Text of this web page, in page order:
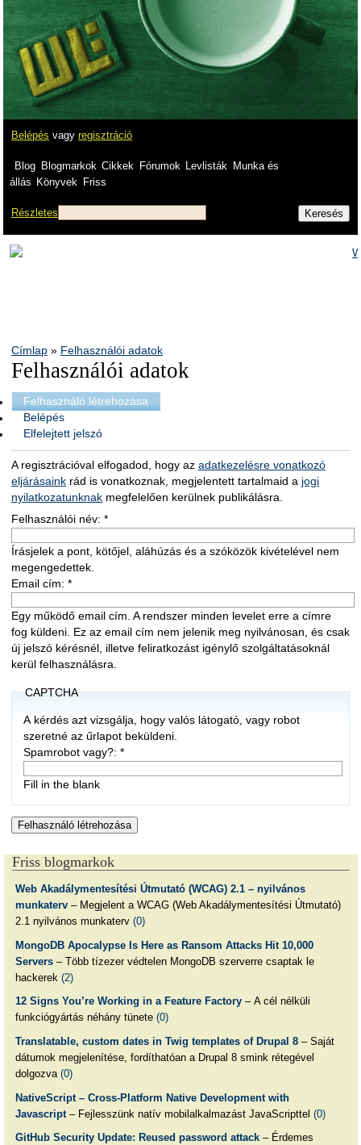
Belépés vagy regisztráció
Blog Blogmarkok Cikkek Fórumok Levlisták
Munka és
állás Könyvek Friss
Részletes
Címlap » Felhasználói adatok
Felhasználói adatok
Felhasználó létrehozása
Belépés
Elfelejtett jelszó
A regisztrációval elfogadod, hogy az adatkezelésre vonatkozó
eljárásaink rád is vonatkoznak, megjelentett tartalmaid a jogi
nyilatkozatunknak megfelelően kerülnek publikálásra.
Felhasználói név: *
Írásjelek a pont, kötőjel, aláhúzás és a szóközök kivételével nem
megengedettek.
Email cím: *
Egy működő email cím. A rendszer minden levelet erre a címre
fog küldeni. Ez az email cím nem jelenik meg nyilvánosan, és csak
új jelszó kérésnél, illetve feliratkozást igénylő szolgáltatásoknál
kerül felhasználásra.
CAPTCHA
A kérdés azt vizsgálja, hogy valós látogató, vagy robot
szeretné az űrlapot beküldeni.
Spamrobot vagy?:*
Fill in the blank
Friss blogmarkok
Web Akadálymentesítési Útmutató (WCAG) 2.1 – nyilvános
munkaterv– Megjelent a WCAG (Web Akadálymentesítési Útmutató)
2.1 nyilvános munkaterv (0)
MongoDB Apocalypse Is Here as Ransom Attacks Hit 10,000
Servers– Több tízezer védtelen MongoDB szerverre csaptak le
hackerek (2)
12 Signs You’re Working in a Feature Factory– A cél nélküli
funkciógyártás néhány tünete (0)
Translatable, custom dates in Twig templates of Drupal 8– Saját
dátumok megjelenítése, fordíthatóan a Drupal 8 smink rétegével
dolgozva (0)
NativeScript – Cross-Platform Native Development with
Javascript– Fejlesszünk natív mobilalkalmazást JavaScripttel (0)
GitHub Security Update: Reused password attack– Érdemes